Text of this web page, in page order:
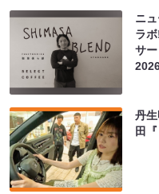
ニ
ラ
サ
丹
田